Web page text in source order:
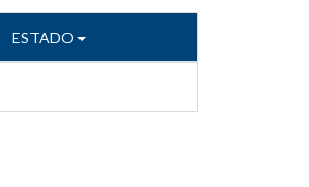
ESTADO